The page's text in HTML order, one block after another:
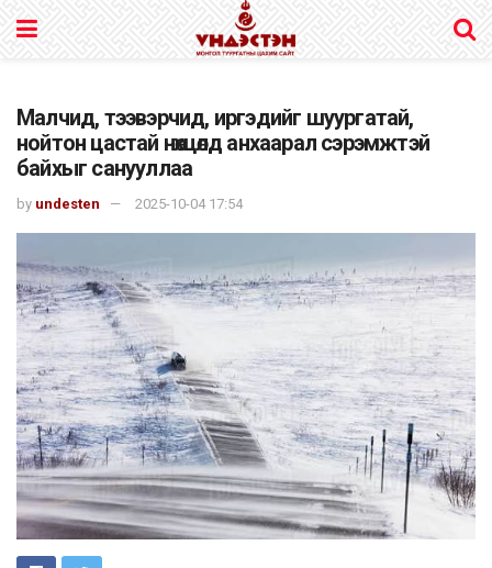
Малчид, тээвэрчид, иргэдийг шуургатай,
нойтон цастай нөхцөлд анхаарал сэрэмжтэй
байхыг санууллаа
by undesten 2025-10-04 17:54